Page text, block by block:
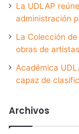
La UDLAP
administración
La Colección
obras de
Académica
capaz de
Archivos